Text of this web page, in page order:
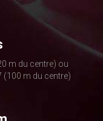
m du centre) ou
(100 m du centre)